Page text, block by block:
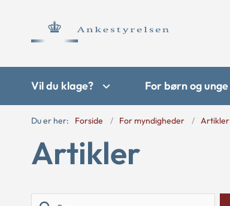
Vil du klage? For børn og unge
Du er her: Forside For myndigheder Artikler
Artikler